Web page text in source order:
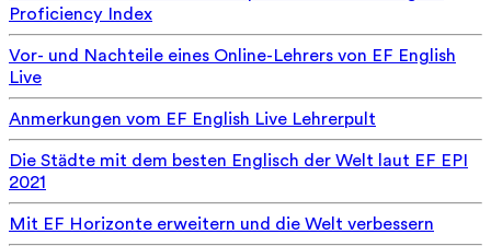
Proficiency Index
Vor- und Nachteile eines Online-Lehrers von EF English
Live
Anmerkungen vom EF English Live Lehrerpult
Die Städte mit dem besten Englisch der Welt laut EF EPI
2021
Mit EF Horizonte erweitern und die Welt verbessern